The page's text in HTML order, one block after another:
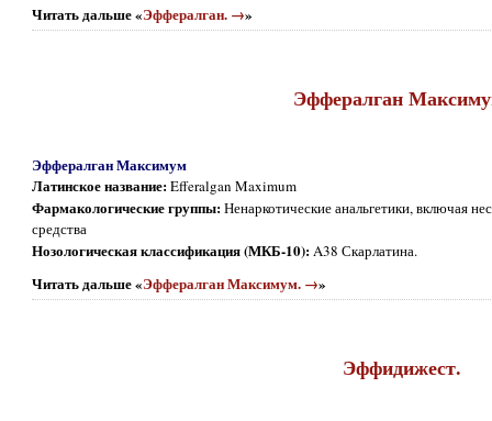
Читать дальше «Эффералган. →»
Эффералган
Эффералган Максимум
Латинское название:Efferalgan Maximum
Фармакологические группы:Ненаркотические анальгетики, включая
средства
Нозологическая классификация (МКБ-10):A38 Скарлатина.
Читать дальше «Эффералган Максимум. →»
Эффидижест.